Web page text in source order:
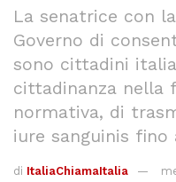
La senatrice con
Governo di
sono cittadini
cittadinanza nella
normativa, di
iure sanguinis fino
di ItaliaChiamaItalia